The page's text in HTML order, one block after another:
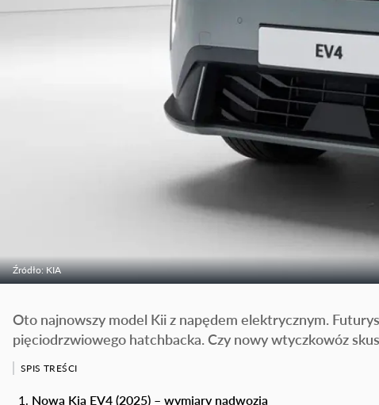
Źródło: KIA
Oto najnowszy model Kii z napędem elektrycznym.
pięciodrzwiowego hatchbacka. Czy nowy wtyczkowóz
SPIS TREŚCI
Nowa Kia EV4 (2025) – wymiary nadwozia